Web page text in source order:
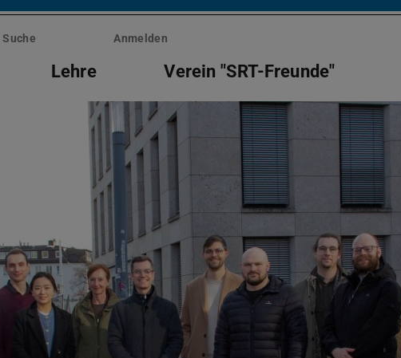
Suche Anmelden
Lehre Verein "SRT-Freunde"